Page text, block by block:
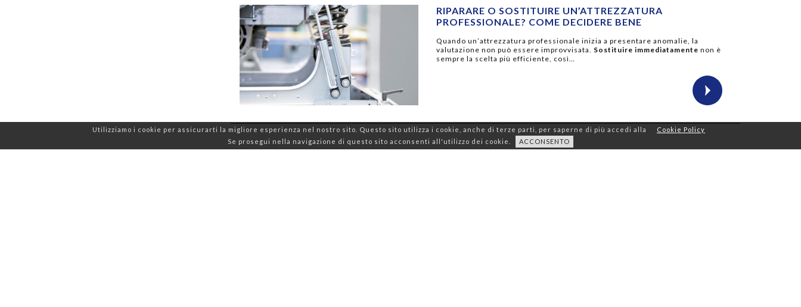
RIPARARE O SOSTITUIRE UN’ATTREZZATURA
PROFESSIONALE? COME DECIDERE BENE
Quando un’attrezzatura professionale inizia a presentare anomalie, la
valutazione non può essere improvvisata. Sostituire immediatamente non è
sempre la scelta più efficiente, così…
Utilizziamo i cookie per assicurarti la migliore esperienza nel nostro sito. Questo sito utilizza i cookie, anche di terze parti, per saperne di più accedi alla
Cookie Policy
Se prosegui nella navigazione di questo sito acconsenti all'utilizzo dei cookie.
ACCONSENTO